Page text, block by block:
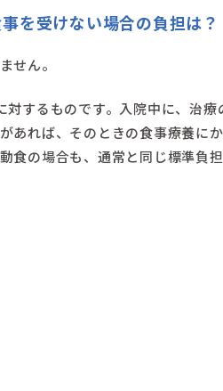
を受けない場合の負担は？
せん。
するものです。入院中に、治療
あれば、そのときの食事療養に
食の場合も、通常と同じ標準負担